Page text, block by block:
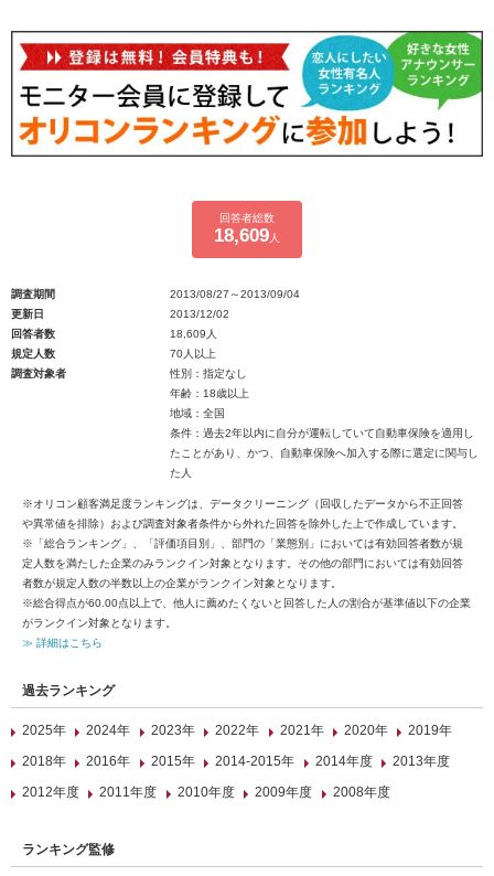
回答者総数
18,609 人
調査期間
2013/08/27～2013/09/04
更新日
2013/12/02
回答者数
18,609人
規定人数
70人以上
調査対象者
性別：指定なし
年齢：18歳以上
地域：全国
条件：過去2年以内に自分が運転していて自動車保険を適用し
たことがあり、かつ、自動車保険へ加入する際に選定に関与し
た人
※オリコン顧客満足度ランキングは、データクリーニング（回収したデータから不正回答
や異常値を排除）および調査対象者条件から外れた回答を除外した上で作成しています。
※「総合ランキング」、「評価項目別」、部門の「業態別」においては有効回答者数が規
定人数を満たした企業のみランクイン対象となります。その他の部門においては有効回答
者数が規定人数の半数以上の企業がランクイン対象となります。
※総合得点が60.00点以上で、他人に薦めたくないと回答した人の割合が基準値以下の企業
がランクイン対象となります。
≫ 詳細はこちら
過去ランキング
2025年 2024年 2023年 2022年 2021年 2020年
2019年
2018年
2016年 2015年 2014-2015年 2014年度
2013年度
2012年度
2011年度 2010年度 2009年度 2008年度
ランキング監修